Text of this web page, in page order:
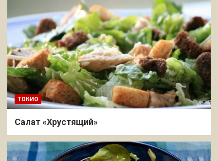
ТОКИО
Салат «Хрустящий»